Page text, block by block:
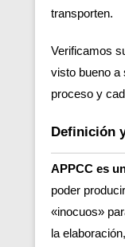
transporten.
Verificamos
visto bueno a
proceso y
Definición
APPCC es
poder
«inocuos»
la